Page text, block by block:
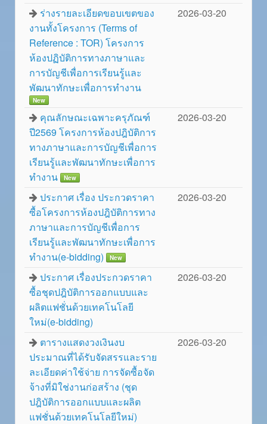
ร่างรายละเอียดขอบเขตของ
งานทั้งโครงการ (Terms of
Reference : TOR) โครงการ
ห้องปฏิบัติการทางภาษาและ
การบัญชีเพื่อการเรียนรู้และ
พัฒนาทักษะเพื่อการทำงาน
New
2026-03-20
คุณลักษณะเฉพาะครุภัณฑ์
ปี2569 โครงการห้องปฎิบัติการ
ทางภาษาและการบัญชีเพื่อการ
เรียนรู้และพัฒนาทักษะเพื่อการ
ทำงาน
New
2026-03-20
ประกาศ เรื่อง ประกวดราคา
ซื้อโครงการห้องปฎิบัติการทาง
ภาษาและการบัญชีเพื่อการ
เรียนรู้และพัฒนาทักษะเพื่อการ
ทำงาน(e-bidding)
New
2026-03-20
ประกาศ เรื่องประกวดราคา
ซื้อชุดปฎิบัติการออกแบบและ
ผลิตแฟชั่นด้วยเทคโนโลยี
ใหม่(e-bidding)
2026-03-20
ตารางแสดงวงเงินงบ
ประมาณที่ได้รับจัดสรรและราย
ละเอียดค่าใช้จ่าย การจัดซื้อจัด
จ้างที่มิใช่งานก่อสร้าง (ชุด
ปฎิบัติการออกแบบและผลิต
แฟชั่นด้วยเทคโนโลยีใหม่)
2026-03-20